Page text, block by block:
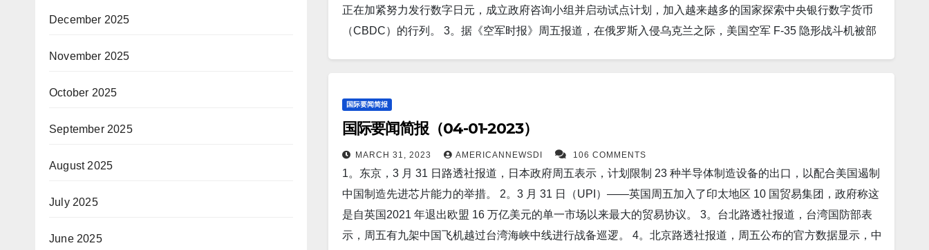
December 2025
November 2025
October 2025
September 2025
August 2025
July 2025
June 2025
盟的国防协议中包含的数量的两倍。 15。吉隆坡路透社报道，马来西亚总理安瓦尔·易卜拉欣周一表示，他准备
就两国之间的海上争端与中国进行谈判。 以下为华人服务广告区： 衷心感谢大家的支持！ 顾震帝 2023日，4
受苦难，并可能面临长期问题。通货膨胀、劳动力短缺和人才流失都开始产生影响，政府出现赤字，几个行业在
日益孤立的经济中苦苦挣扎。 10。中国计划通过购买所有可用的比特币 (BTC) 来“结束加密货币市场祸害”。一
伦比亚大学的工程师开发了一种新的水处理方法，可以安全地将危险人造“永久性化学物质”从饮用水中永久去
除。 14。4 月 2 日路透社报道，德国军火制造商莱茵金属公司 (RHMG.DE) 周日表示，该公司正在罗马尼亚萨
图马雷建设一个军事维修和物流中心，预计将于本月开始运营，以维修用于乌克兰战争的武器。 15。赫尔辛
基，4 月 2 日路透社报道，芬兰右翼反对党全国联合党领导人佩特里·奥尔波周日宣布，在北欧国家激烈竞争的
议会选举中获胜。 以下为华人服务广告区： 衷心感谢大家的支持！ 顾震帝 2023日，4月，3号。
正在加紧努力发行数字日元，成立政府咨询小组并启动试点计划，加入越来越多的国家探索中央银行数字货币
（CBDC）的行列。 3。据《空军时报》周五报道，在俄罗斯入侵乌克兰之际，美国空军 F-35 隐形战斗机被部
的盟友的关系。 6。美国参谋长联席会议主席马克米利将军周五表示，美中战争迫在眉睫的“过热”言论愈演愈
烈，他表示他怀疑中国“征服”台湾的机会。 但是，他补充说，美国应该继续加快向台湾运送武器，以防万一。
7。路透社报道，印度政府周五在一份声明中表示，截至 12 月底，印度的外债环比增长 1.2% 至 6,131 亿美元。
8。首尔，3 月 30 日 (UPI)——世界第二大存储芯片制造商，韩国的SK 海力士正在推进在美国投资 150 亿美元
建造半导体芯片工厂的计划。 9。据Business 报道，金砖国家——巴西、俄罗斯、印度、中国和南非——已经
为开发一种新货币而努力了一段时间。 在最近的新闻中，沙特和伊朗也可能加入。 10。乌克兰空军已经证实，
其目前正在使用美国提供的联合直接攻击弹药（JDAM）空射精确制导武器，来对付驻扎在该国的俄罗斯军队。
国际要闻简报
国际要闻简报（04-01-2023）
MARCH 31, 2023 AMERICANNEWSDI 106 COMMENTS
1。东京，3 月 31 日路透社报道，日本政府周五表示，计划限制 23 种半导体制造设备的出口，以配合美国遏制
中国制造先进芯片能力的举措。 2。3 月 31 日（UPI）——英国周五加入了印太地区 10 国贸易集团，政府称这
是自英国2021 年退出欧盟 16 万亿美元的单一市场以来最大的贸易协议。 3。台北路透社报道，台湾国防部表
示，周五有九架中国飞机越过台湾海峡中线进行战备巡逻。 4。北京路透社报道，周五公布的官方数据显示，中